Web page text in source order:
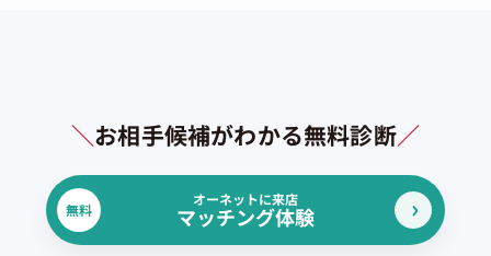
＼お相手候補がわかる無料診断／
無料
オーネットに来店
マッチング体験